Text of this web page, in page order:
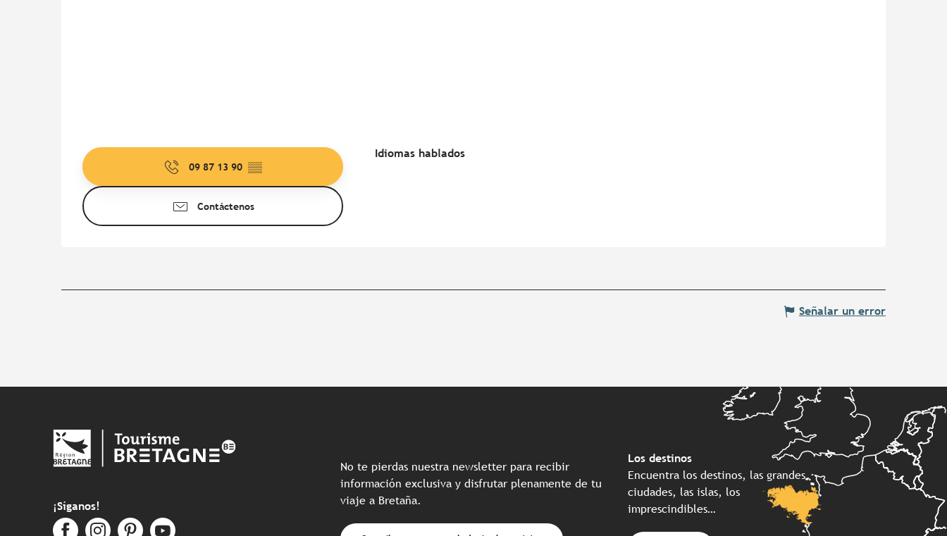
09 87 13 90 ▒▒
Contáctenos
Idiomas hablados
Idiomas hablados
Señalar un error
¡Síganos!
No te pierdas nuestra newsletter para recibir
información exclusiva y disfrutar plenamente de tu
viaje a Bretaña.
Los destinos
Encuentra los destinos, las grandes
ciudades, las islas, los
imprescindibles…